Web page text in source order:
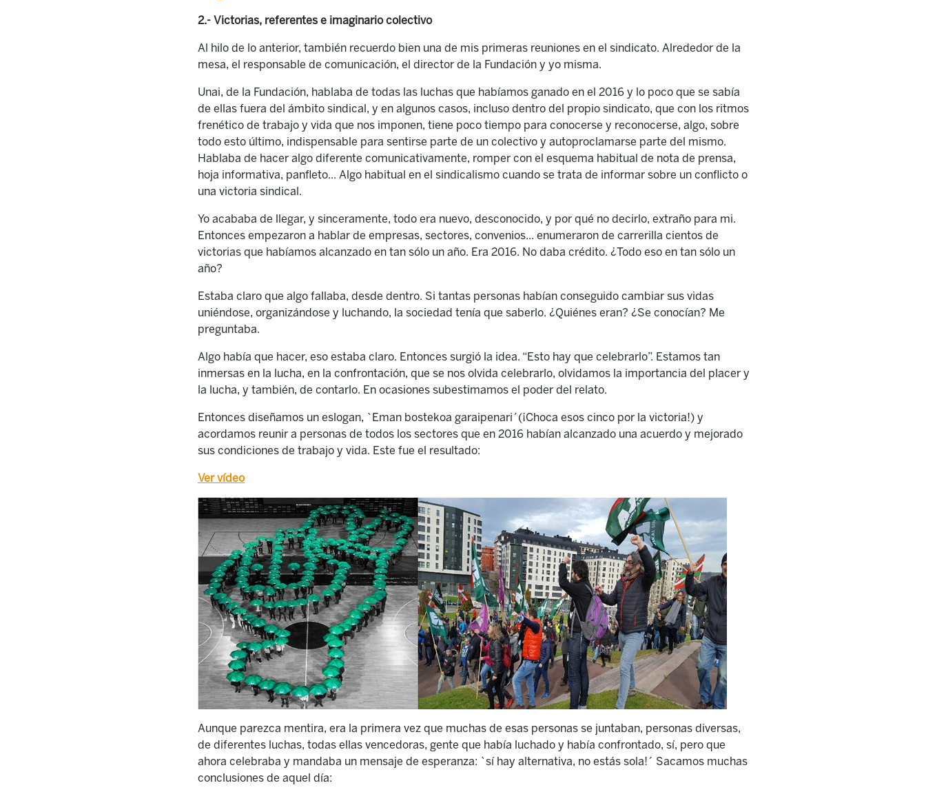
2.- Victorias, referentes e imaginario colectivo
Al hilo de lo anterior, también recuerdo bien una de mis primeras reuniones en el sindicato. Alrededor de la
mesa, el responsable de comunicación, el director de la Fundación y yo misma.
Unai, de la Fundación, hablaba de todas las luchas que habíamos ganado en el 2016 y lo poco que se sabía
de ellas fuera del ámbito sindical, y en algunos casos, incluso dentro del propio sindicato, que con los ritmos
frenético de trabajo y vida que nos imponen, tiene poco tiempo para conocerse y reconocerse, algo, sobre
todo esto último, indispensable para sentirse parte de un colectivo y autoproclamarse parte del mismo.
Hablaba de hacer algo diferente comunicativamente, romper con el esquema habitual de nota de prensa,
hoja informativa, panfleto... Algo habitual en el sindicalismo cuando se trata de informar sobre un conflicto o
una victoria sindical.
Yo acababa de llegar, y sinceramente, todo era nuevo, desconocido, y por qué no decirlo, extraño para mi.
Entonces empezaron a hablar de empresas, sectores, convenios... enumeraron de carrerilla cientos de
victorias que habíamos alcanzado en tan sólo un año. Era 2016. No daba crédito. ¿Todo eso en tan sólo un
año?
Estaba claro que algo fallaba, desde dentro. Si tantas personas habían conseguido cambiar sus vidas
uniéndose, organizándose y luchando, la sociedad tenía que saberlo. ¿Quiénes eran? ¿Se conocían? Me
preguntaba.
Algo había que hacer, eso estaba claro. Entonces surgió la idea. “Esto hay que celebrarlo”. Estamos tan
inmersas en la lucha, en la confrontación, que se nos olvida celebrarlo, olvidamos la importancia del placer y
la lucha, y también, de contarlo. En ocasiones subestimamos el poder del relato.
Entonces diseñamos un eslogan, `Eman bostekoa garaipenari´(¡Choca esos cinco por la victoria!) y
acordamos reunir a personas de todos los sectores que en 2016 habían alcanzado una acuerdo y mejorado
sus condiciones de trabajo y vida. Este fue el resultado:
Ver vídeo
Aunque parezca mentira, era la primera vez que muchas de esas personas se juntaban, personas diversas,
de diferentes luchas, todas ellas vencedoras, gente que había luchado y había confrontado, sí, pero que
ahora celebraba y mandaba un mensaje de esperanza: `sí hay alternativa, no estás sola!´ Sacamos muchas
conclusiones de aquel día: